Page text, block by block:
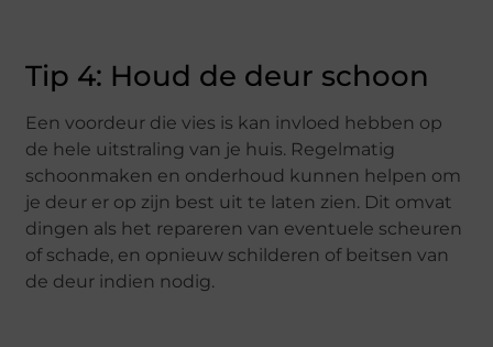
Tip 4: Houd de deur schoon
Een voordeur die vies is kan invloed hebben op
de hele uitstraling van je huis. Regelmatig
schoonmaken en onderhoud kunnen helpen om
je deur er op zijn best uit te laten zien. Dit omvat
dingen als het repareren van eventuele scheuren
of schade, en opnieuw schilderen of beitsen van
de deur indien nodig.